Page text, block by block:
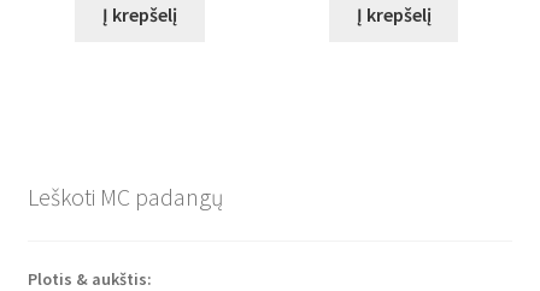
Į krepšelį Į krepšelį
Leškoti MC padangų
Plotis & aukštis: